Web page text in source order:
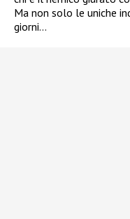
Ma non solo le uniche
giorni…